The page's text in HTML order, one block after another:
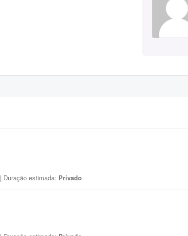
| Duração estimada: Privado